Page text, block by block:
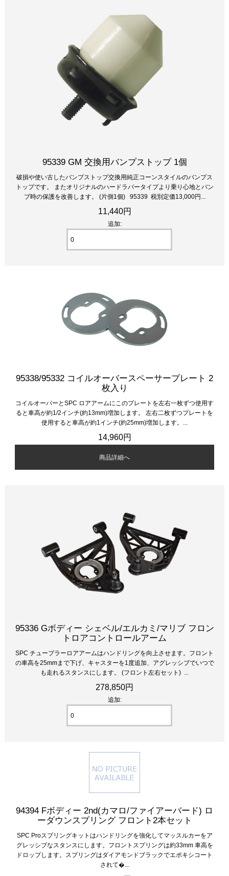
95339 GM 交換用バンプストップ 1個
破損や使い古したバンプストップ交換用純正コーンスタイルのバンプス
トップです。 またオリジナルのハードラバータイプより乗り心地とバン
プ時の保護を改善します。 (片側1個) 95339 税別定価13,000円...
11,440円
追加:
95338/95332 コイルオーバースペーサープレート 2
枚入り
コイルオーバーとSPC ロアアームにこのプレートを左右一枚ずつ使用す
ると車高が約1/2インチ(約13mm)増加します。 左右二枚ずつプレートを
使用すると車高が約1インチ(約25mm)増加します。...
14,960円
商品詳細へ
95336 Gボディー シェベル/エルカミ/マリブ フロン
トロアコントロールアーム
SPC チューブラーロアアームはハンドリングを向上させます。フロント
の車高を25mmまで下げ、キャスターを1度追加、アグレッシブでいつで
も走れるスタンスにします。 (フロント左右セット) ...
278,850円
追加:
94394 Fボディー 2nd(カマロ/ファイアーバード) ロ
ーダウンスプリング フロント2本セット
SPC Proスプリングキットはハンドリングを強化してマッスルカーをア
グレッシブなスタンスにします。フロントスプリングは約33mm 車高を
ドロップします。スプリングはダイアモンドブラックでエポキシコート
されて�...